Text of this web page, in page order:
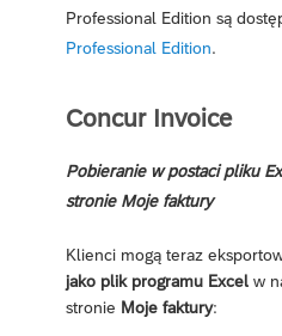
Professional Edition są
Professional Edition.
Concur Invoice
Pobieranie w postaci pliku
stronie Moje faktury
Klienci mogą teraz
jako plik programu Excel w
stronie Moje faktury: